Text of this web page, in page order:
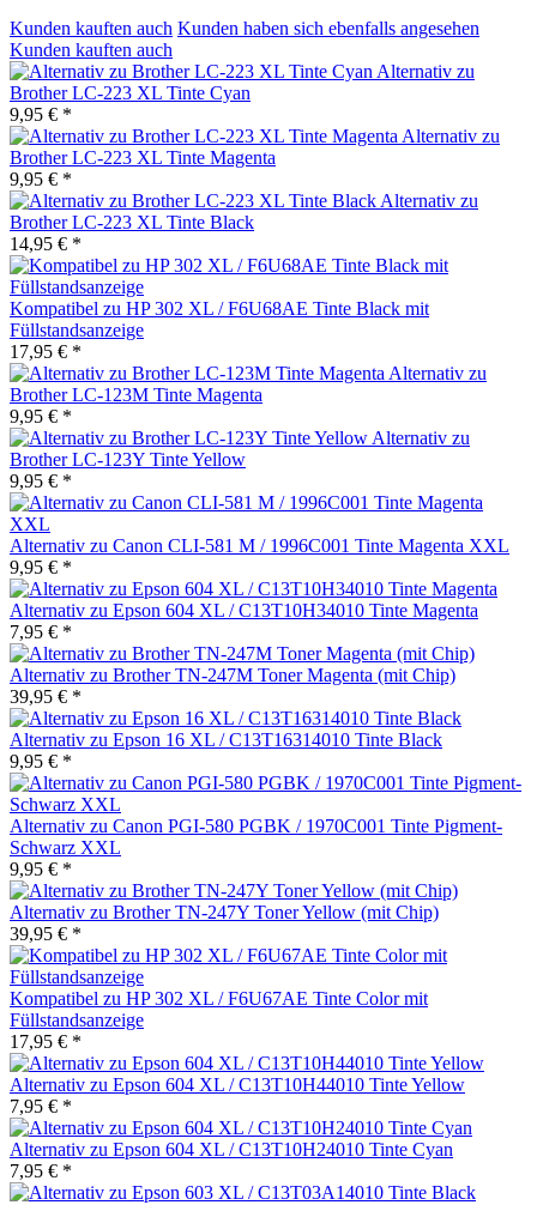
Kunden kauften auch Kunden haben sich ebenfalls angesehen
Kunden kauften auch
Alternativ zu
Brother LC-223 XL Tinte Cyan
9,95 € *
Alternativ zu
Brother LC-223 XL Tinte Magenta
9,95 € *
Alternativ zu
Brother LC-223 XL Tinte Black
14,95 € *
Kompatibel zu HP 302 XL / F6U68AE Tinte Black mit
Füllstandsanzeige
17,95 € *
Alternativ zu
Brother LC-123M Tinte Magenta
9,95 € *
Alternativ zu
Brother LC-123Y Tinte Yellow
9,95 € *
Alternativ zu Canon CLI-581 M / 1996C001 Tinte Magenta XXL
9,95 € *
Alternativ zu Epson 604 XL / C13T10H34010 Tinte Magenta
7,95 € *
Alternativ zu Brother TN-247M Toner Magenta (mit Chip)
39,95 € *
Alternativ zu Epson 16 XL / C13T16314010 Tinte Black
9,95 € *
Alternativ zu Canon PGI-580 PGBK / 1970C001 Tinte Pigment-
Schwarz XXL
9,95 € *
Alternativ zu Brother TN-247Y Toner Yellow (mit Chip)
39,95 € *
Kompatibel zu HP 302 XL / F6U67AE Tinte Color mit
Füllstandsanzeige
17,95 € *
Alternativ zu Epson 604 XL / C13T10H44010 Tinte Yellow
7,95 € *
Alternativ zu Epson 604 XL / C13T10H24010 Tinte Cyan
7,95 € *